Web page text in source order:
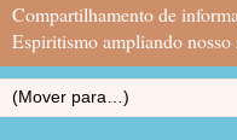
Compartilhamento de
Espiritismo ampliando